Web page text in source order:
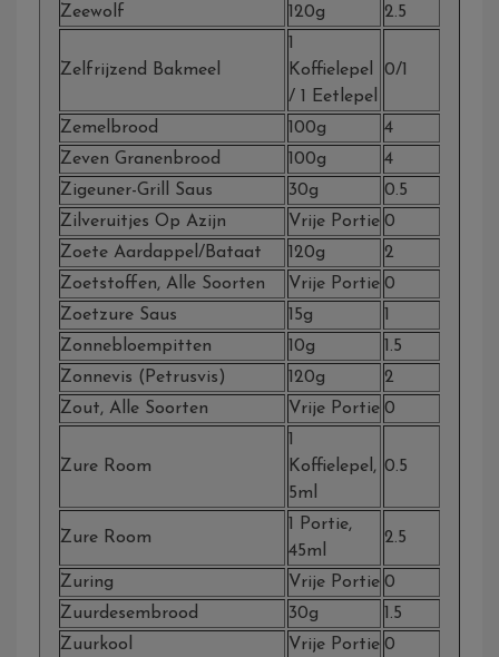
Zeewolf
120g 2.5
Zelfrijzend Bakmeel
1
Koffielepel
/ 1 Eetlepel
0/1
Zemelbrood 100g
4
Zeven Granenbrood
100g
4
Zigeuner-Grill Saus
30g
0.5
Zilveruitjes Op Azijn
Vrije Portie 0
Zoete Aardappel/bataat
120g
2
Zoetstoffen, Alle Soorten
Vrije Portie 0
Zoetzure Saus
15g
1
Zonnebloempitten
10g
1.5
Zonnevis (Petrusvis)
120g
2
Zout, Alle Soorten
Vrije Portie 0
Zure Room
1
Koffielepel,
5ml
0.5
Zure Room
1 Portie,
45ml
2.5
Zuring Vrije Portie 0
Zuurdesembrood
30g
1.5
Zuurkool
Vrije Portie 0